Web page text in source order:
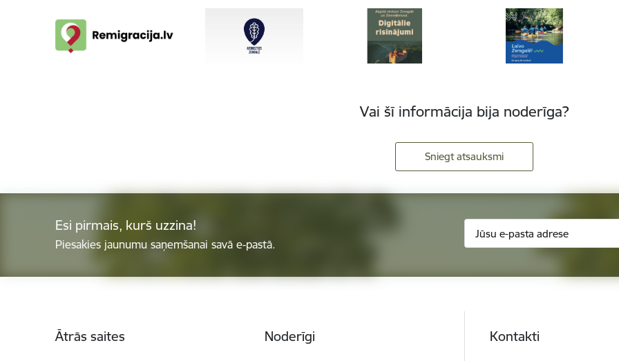
Vai šī informācija bija noderīga?
Sniegt atsauksmi
Esi pirmais, kurš uzzina!
Piesakies jaunumu saņemšanai savā e-pastā.
Ātrās saites Noderīgi Kontakti